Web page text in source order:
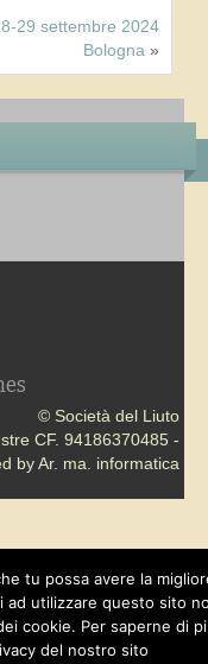
29 settembre 2024
Bologna »
© Società del Liuto
CF. 94186370485 -
by Ar. ma. informatica
tu possa avere la
ad utilizzare questo sito
cookie. Per saperne di
del nostro sito